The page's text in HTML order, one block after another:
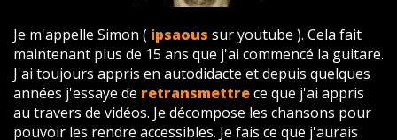
Je m'appelle Simon ( ipsaous sur youtube ). Cela fait
maintenant plus de 15 ans que j'ai commencé la guitare.
J'ai toujours appris en autodidacte et depuis quelques
années j'essaye de retransmettrece que j'ai appris
au travers de vidéos. Je décompose les chansons pour
pouvoir les rendre accessibles. Je fais ce que j'aurais